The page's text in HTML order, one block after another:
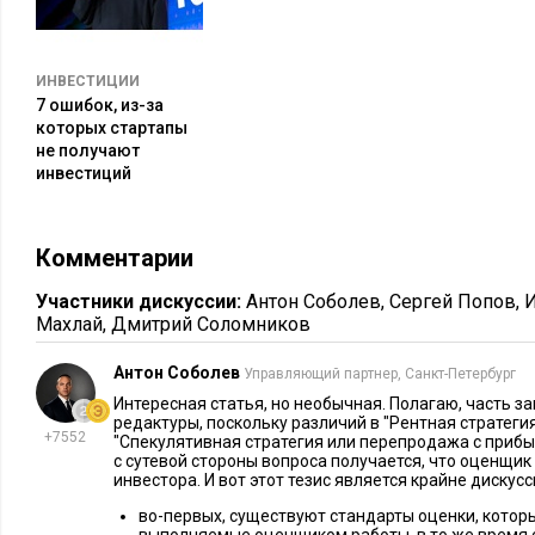
рынка будут вести себя. Но это всего лишь модель, которая
В реальности сделки часто проходят по ценам,
объявлениях.
Доступ к реальным данным о сделках ограничен: база
С другой стороны, есть доходный подход, который
денежных потоков от недвижимости.
Как работает доходный подход
Он основан на расчете потенциального дохода от
показатель, который сильно влияет на стоимость – это
Формула расчета: стоимость объекта = ЧОД (чистый
капитализации.
ИНВЕСТИЦИИ
7 ошибок, из-за
которых стартапы
не получают
инвестиций
Комментарии
Участники дискуссии: Антон Соболев, Сергей Попов,
Махлай, Дмитрий Соломников
+7552
Антон Соболев Управляющий партнер, Санкт-Петербург
Интересная статья, но необычная. Полагаю, часть
редактуры, поскольку различий в "Рентная
"Спекулятивная стратегия или перепродажа с
с сутевой стороны вопроса получается, что
инвестора. И вот этот тезис является крайне
во-первых, существуют стандарты оценки,